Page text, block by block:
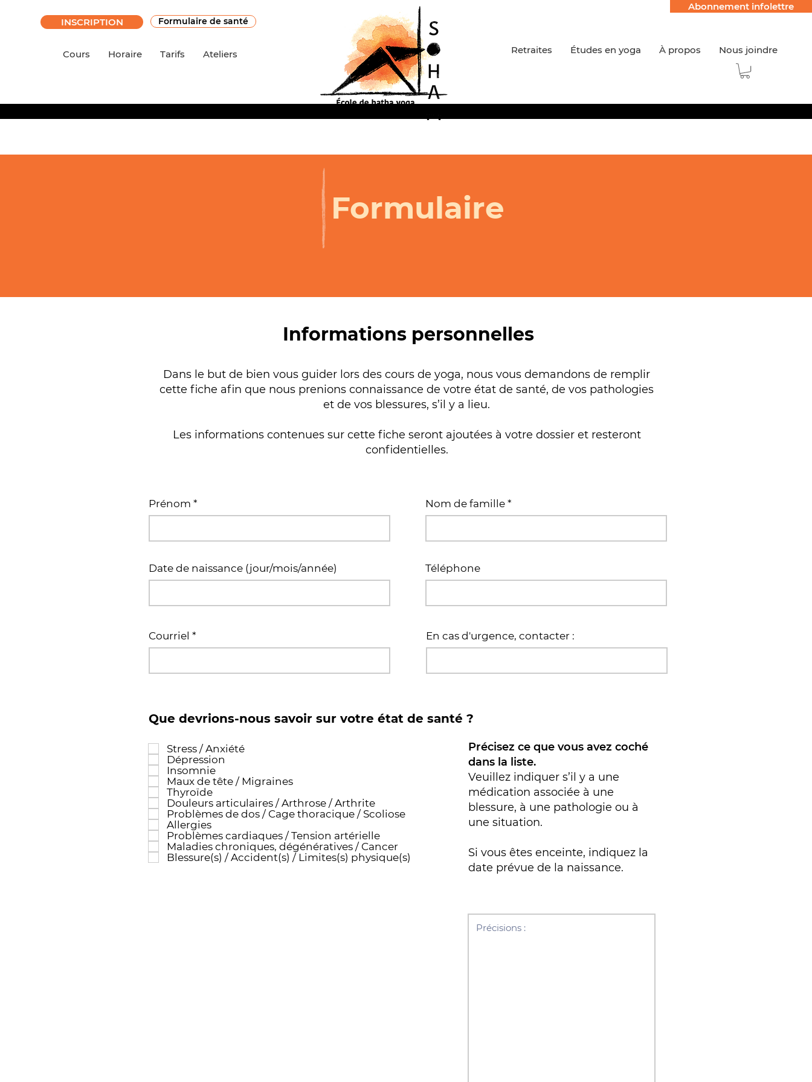
Abonnement infolettre
INSCRIPTION
Formulaire de santé
Cours Horaire Tarifs Ateliers Retraites Études en yoga À propos Nous joindre
Formulaire
Informations personnelles
Dans le but de bien vous guider lors des cours de yoga, nous vous demandons de remplir
cette fiche afin que nous prenions connaissance de votre état de santé, de vos pathologies
et de vos blessures, s’il y a lieu.
Les informations contenues sur cette fiche seront ajoutées à votre dossier et resteront
confidentielles.
Prénom
Date de naissance (jour/mois/année)
Courriel
Nom de famille
Téléphone
En cas d'urgence, contacter :
Que devrions-nous savoir sur votre état de santé ?
Stress / Anxiété
Dépression
Insomnie
Maux de tête / Migraines
Thyroïde
Douleurs articulaires / Arthrose / Arthrite
Problèmes de dos / Cage thoracique / Scoliose
Allergies
Problèmes cardiaques / Tension artérielle
Maladies chroniques, dégénératives / Cancer
Blessure(s) / Accident(s) / Limites(s) physique(s)
Précisez ce que vous avez coché
dans la liste.
Veuillez indiquer s’il y a une
médication associée à une
blessure, à une pathologie ou à
une situation.
Si vous êtes enceinte, indiquez la
date prévue de la naissance.